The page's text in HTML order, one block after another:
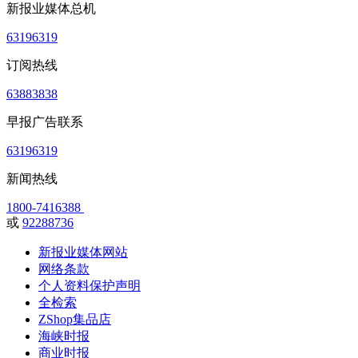
新报业媒体总机
63196319
订阅热线
63883838
早报广告联系
63196319
新闻热线
1800-7416388
或 92288736
新报业媒体网站
网络条款
个人资料保护声明
全检索
ZShop集品店
海峡时报
商业时报